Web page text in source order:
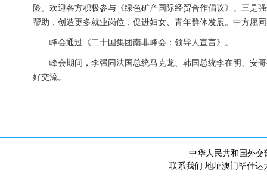
险。欢迎各方积极参与《绿色矿产国际经贸合作倡议》。三是
帮助，创造更多就业岗位，促进妇女、青年群体发展。中方愿
峰会通过《二十国集团南非峰会：领导人宣言》。
峰会期间，李强同法国总统马克龙、韩国总统李在明、安
好交流。
中华人民共和国外
联系我们 地址澳门毕仕